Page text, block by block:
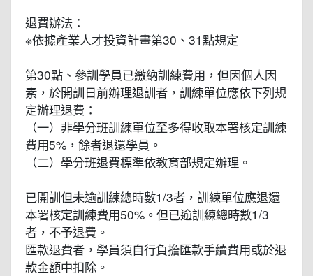
退費辦法：
※依據產業人才投資計畫第30、31點規定
第30點、參訓學員已繳納訓練費用，但因個人因
素，於開訓日前辦理退訓者，訓練單位應依下列規
定辦理退費：
（一）非學分班訓練單位至多得收取本署核定訓練
費用5%，餘者退還學員。
（二）學分班退費標準依教育部規定辦理。
已開訓但未逾訓練總時數1/3者，訓練單位應退還
本署核定訓練費用50%。但已逾訓練總時數1/3
者，不予退費。
匯款退費者，學員須自行負擔匯款手續費用或於退
款金額中扣除。